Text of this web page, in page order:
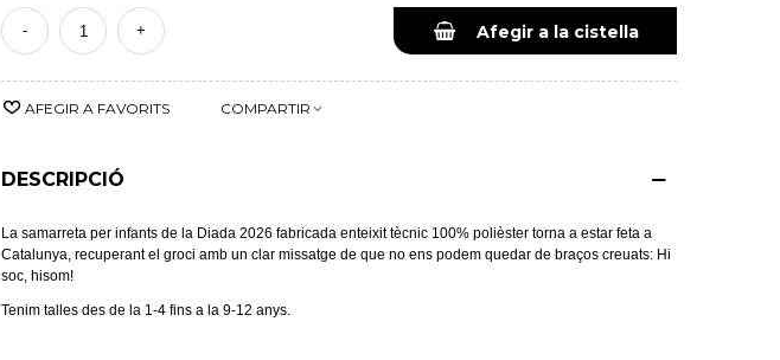
- + Afegir a la cistella
AFEGIR A FAVORITS COMPARTIR
DESCRIPCIÓ
La samarreta per infants de la Diada 2026 fabricada enteixit tècnic 100% polièster torna a estar feta a
Catalunya, recuperant el groci amb un clar missatge de que no ens podem quedar de braços creuats: Hi
soc, hisom!
Tenim talles des de la 1-4 fins a la 9-12 anys.